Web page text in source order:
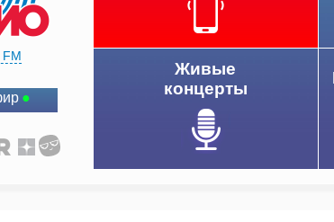
Живые
концерты